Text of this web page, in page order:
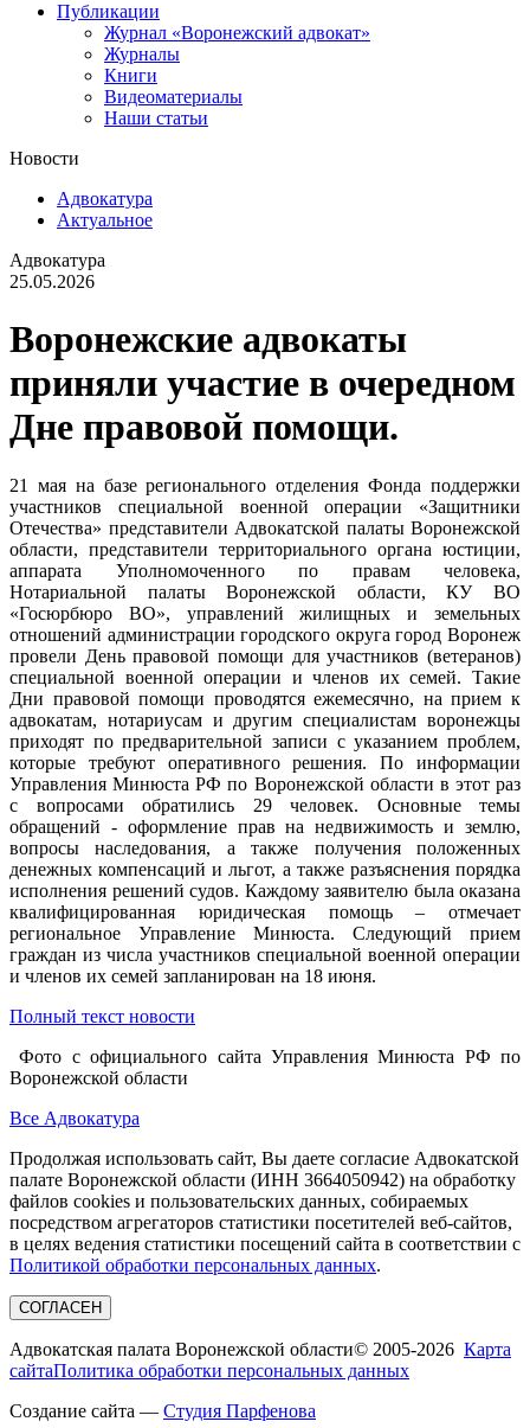
Публикации
Журнал «Воронежский адвокат»
Журналы
Книги
Видеоматериалы
Наши статьи
Новости
Адвокатура
Актуальное
Адвокатура
25.05.2026
Воронежские адвокаты
приняли участие в очередном
Дне правовой помощи.
21 мая на базе регионального отделения Фонда поддержки
участников специальной военной операции «Защитники
Отечества» представители Адвокатской палаты Воронежской
области, представители территориального органа юстиции,
аппарата Уполномоченного по правам человека,
Нотариальной палаты Воронежской области, КУ ВО
«Госюрбюро ВО», управлений жилищных и земельных
отношений администрации городского округа город Воронеж
провели День правовой помощи для участников (ветеранов)
специальной военной операции и членов их семей. Такие
Дни правовой помощи проводятся ежемесячно, на прием к
адвокатам, нотариусам и другим специалистам воронежцы
приходят по предварительной записи с указанием проблем,
которые требуют оперативного решения. По информации
Управления Минюста РФ по Воронежской области в этот раз
с вопросами обратились 29 человек. Основные темы
обращений - оформление прав на недвижимость и землю,
вопросы наследования, а также получения положенных
денежных компенсаций и льгот, а также разъяснения порядка
исполнения решений судов. Каждому заявителю была оказана
квалифицированная юридическая помощь – отмечает
региональное Управление Минюста. Следующий прием
граждан из числа участников специальной военной операции
и членов их семей запланирован на 18 июня.
Полный текст новости
Фото с официального сайта Управления Минюста РФ по
Воронежской области
Все Адвокатура
Продолжая использовать сайт, Вы даете согласие Адвокатской
палате Воронежской области (ИНН 3664050942) на обработку
файлов cookies и пользовательских данных, собираемых
посредством агрегаторов статистики посетителей веб-сайтов,
в целях ведения статистики посещений сайта в соответствии с
Политикой обработки персональных данных.
СОГЛАСЕН
Адвокатская палата Воронежской области© 2005-2026 Карта
сайтаПолитика обработки персональных данных
Создание сайта — Студия Парфенова